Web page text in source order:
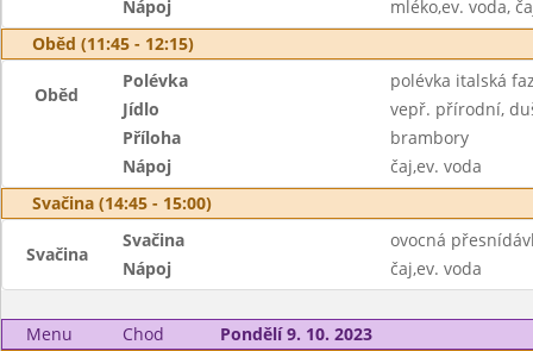
Nápoj
mléko,ev. voda,
Oběd (11:45 - 12:15)
Oběd
Polévka
polévka italská
Jídlo
vepř. přírodní,
Příloha
brambory
Nápoj
čaj,ev. voda
Svačina (14:45 - 15:00)
Svačina
Svačina
ovocná
Nápoj
čaj,ev. voda
Menu Chod
Pondělí 9. 10. 2023